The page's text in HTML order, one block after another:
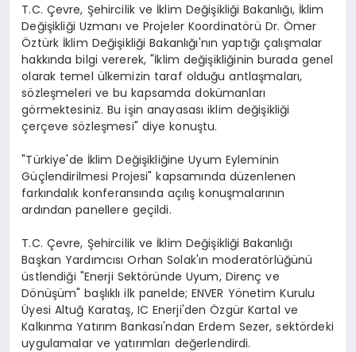
T.C. Çevre, Şehircilik ve İklim Değişikliği Bakanlığı, İklim
Değişikliği Uzmanı ve Projeler Koordinatörü Dr. Ömer
Öztürk İklim Değişikliği Bakanlığı'nın yaptığı çalışmalar
hakkında bilgi vererek, "İklim değişikliğinin burada genel
olarak temel ülkemizin taraf olduğu antlaşmaları,
sözleşmeleri ve bu kapsamda dokümanları
görmektesiniz. Bu işin anayasası iklim değişikliği
çerçeve sözleşmesi" diye konuştu.
"Türkiye'de İklim Değişikliğine Uyum Eyleminin
Güçlendirilmesi Projesi" kapsamında düzenlenen
farkındalık konferansında açılış konuşmalarının
ardından panellere geçildi.
T.C. Çevre, Şehircilik ve İklim Değişikliği Bakanlığı
Başkan Yardımcısı Orhan Solak'ın moderatörlüğünü
üstlendiği "Enerji Sektöründe Uyum, Direnç ve
Dönüşüm" başlıklı ilk panelde; ENVER Yönetim Kurulu
Üyesi Altuğ Karataş, IC Enerji'den Özgür Kartal ve
Kalkınma Yatırım Bankası'ndan Erdem Sezer, sektördeki
uygulamalar ve yatırımları değerlendirdi.